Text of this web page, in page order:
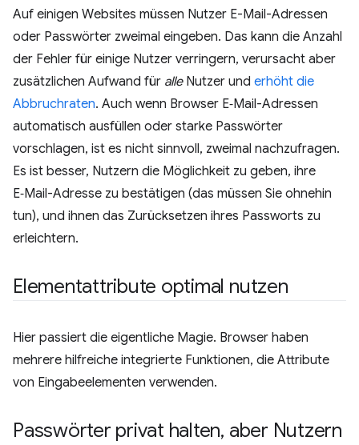
Auf einigen Websites müssen Nutzer E-Mail-Adressen
oder Passwörter zweimal eingeben. Das kann die Anzahl
der Fehler für einige Nutzer verringern, verursacht aber
zusätzlichen Aufwand für alleNutzer und erhöht die
Abbruchraten. Auch wenn Browser E‑Mail-Adressen
automatisch ausfüllen oder starke Passwörter
vorschlagen, ist es nicht sinnvoll, zweimal nachzufragen.
Es ist besser, Nutzern die Möglichkeit zu geben, ihre
E‑Mail-Adresse zu bestätigen (das müssen Sie ohnehin
tun), und ihnen das Zurücksetzen ihres Passworts zu
erleichtern.
Elementattribute optimal nutzen
Hier passiert die eigentliche Magie. Browser haben
mehrere hilfreiche integrierte Funktionen, die Attribute
von Eingabeelementen verwenden.
Passwörter privat halten, aber Nutzern